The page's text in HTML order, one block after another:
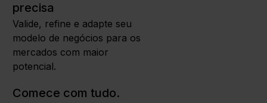
precisa
Valide, refine e adapte seu
modelo de negócios para os
mercados com maior
potencial.
Comece com tudo.